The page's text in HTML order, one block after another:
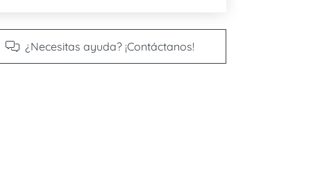
¿Necesitas ayuda? ¡Contáctanos!